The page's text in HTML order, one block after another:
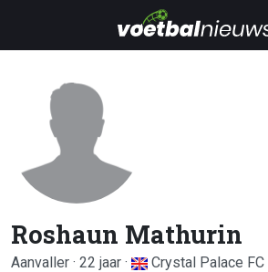
Roshaun Mathurin
Aanvaller · 22 jaar · Crystal Palace FC